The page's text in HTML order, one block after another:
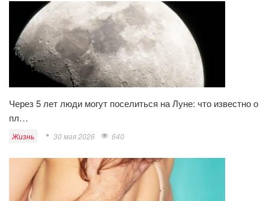
Через 5 лет люди могут поселиться на Луне: что известно о
пл…
Жизнь 30 мая 2026 640